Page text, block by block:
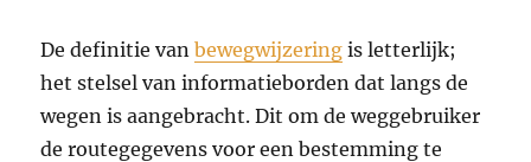
De definitie vanbewegwijzering is letterlijk;
het stelsel van informatieborden dat langs de
wegen is aangebracht. Dit om de weggebruiker
de routegegevens voor een bestemming te